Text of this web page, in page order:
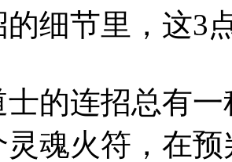
的细节里，这3
士的连招总有
灵魂火符，在